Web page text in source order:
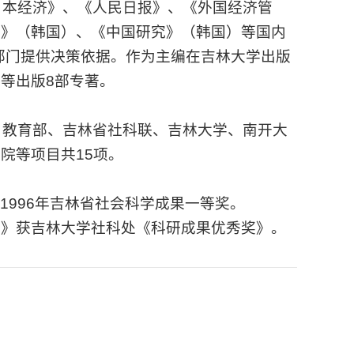
经济》、《人民日报》、《外国经济管
（韩国）、《中国研究》（韩国）等国内
提供决策依据。作为主编在吉林大学出版
出版8部专著。
育部、吉林省社科联、吉林大学、南开大
等项目共15项。
1996年吉林省社会科学成果一等奖。
获吉林大学社科处《科研成果优秀奖》。